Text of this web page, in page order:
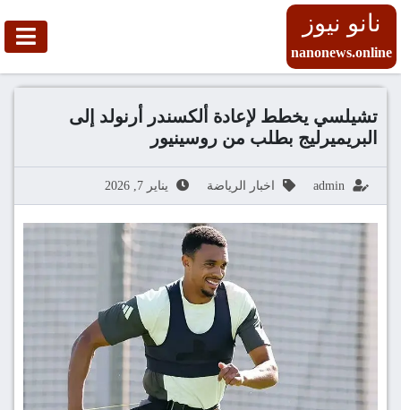
نانو نيوز
nanonews.online
تشيلسي يخطط لإعادة ألكسندر أرنولد إلى
البريميرليج بطلب من روسينيور
admin اخبار الرياضة يناير 7, 2026